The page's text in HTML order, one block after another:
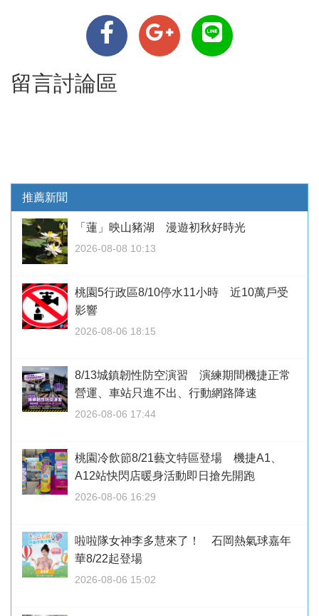
留言討論區
推薦新聞
「蓮」映山豬湖 漫遊初秋好時光
2026-08-08 10:13
桃園5行政區8/10停水11小時 近10萬戶受
影響
2026-08-06 18:15
8/13城鎮韌性防空演習 演練期間機捷正常
營運、車站只進不出、行動網路降速
2026-08-06 17:44
桃園冷飲節8/21藝文特區登場 機捷A1、
A12站快閃店暖身活動即日搶先開跑
2026-08-06 16:29
啦啦隊女神李多慧來了！ 石岡熱氣球嘉年
華8/22起登場
2026-08-06 15:02